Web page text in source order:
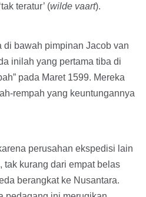
teratur’ (wilde vaart).
di bawah pimpinan Jacob van
inilah yang pertama tiba di
pada Maret 1599. Mereka
rempah yang keuntungannya
perusahan ekspedisi lain
tak kurang dari empat belas
berangkat ke Nusantara.